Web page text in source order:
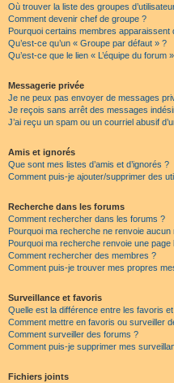
Où trouver la liste des groupes
Comment devenir chef de groupe ?
Pourquoi certains membres apparaissent
Qu’est-ce qu’un « Groupe par défaut » ?
Qu’est-ce que le lien « L’équipe du forum
Messagerie privée
Je ne peux pas envoyer de messages
Je reçois sans arrêt des messages
J’ai reçu un spam ou un courriel abusif
Amis et ignorés
Que sont mes listes d’amis et d’ignorés ?
Comment puis-je ajouter/supprimer des
Recherche dans les forums
Comment rechercher dans les forums ?
Pourquoi ma recherche ne renvoie aucun
Pourquoi ma recherche renvoie une page
Comment rechercher des membres ?
Comment puis-je trouver mes propres
Surveillance et favoris
Quelle est la différence entre les favoris
Comment mettre en favoris ou surveiller
Comment surveiller des forums ?
Comment puis-je supprimer mes
Fichiers joints